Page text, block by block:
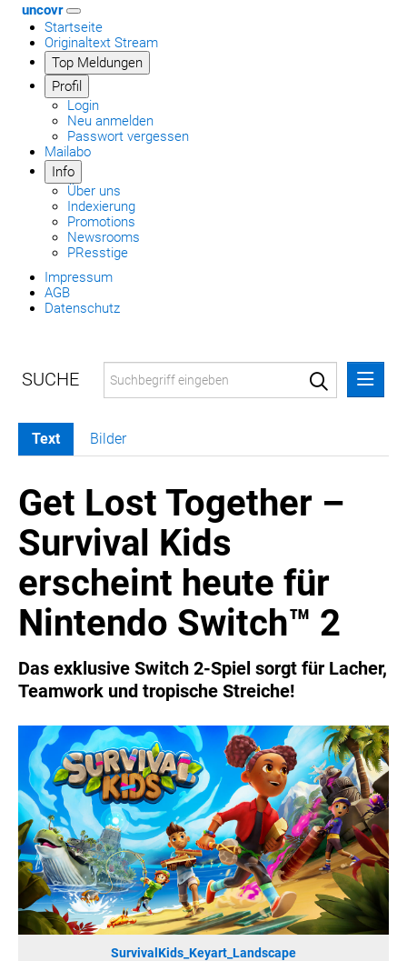
uncovr
Startseite
Originaltext Stream
Top Meldungen
Profil
Login
Neu anmelden
Passwort vergessen
Mailabo
Info
Über uns
Indexierung
Promotions
Newsrooms
PResstige
Impressum
AGB
Datenschutz
MELDUNGEN
SWORDFISH
AMAZON SPORT
AURA
AWOL VISION
BESTATTUNG HIMMELBLAU
CARRERA
EORA
OPTIMUM NUTRITION
PUSTEFIX
META COMMUNICATION
REVELL
SONOS DE
SONOS AT
ZURU
MERGE GAMES
PQUBE
Text Bilder
Get Lost Together –
Survival Kids
erscheint heute für
Nintendo Switch™ 2
Das exklusive Switch 2-Spiel sorgt für Lacher,
Teamwork und tropische Streiche!
SurvivalKids_Keyart_Landscape